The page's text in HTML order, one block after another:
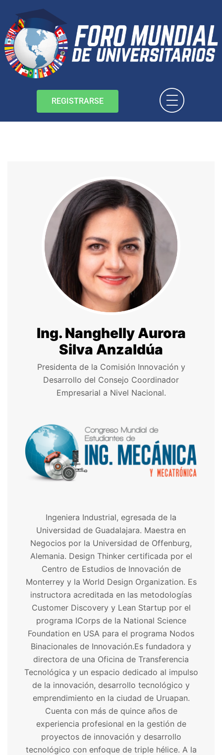
REGISTRARSE
Ing. Nanghelly Aurora
Silva Anzaldúa
Presidenta de la Comisión Innovación y
Desarrollo del Consejo Coordinador
Empresarial a Nivel Nacional.
Ingeniera Industrial, egresada de la
Universidad de Guadalajara. Maestra en
Negocios por la Universidad de Offenburg,
Alemania. Design Thinker certificada por el
Centro de Estudios de Innovación de
Monterrey y la World Design Organization. Es
instructora acreditada en las metodologías
Customer Discovery y Lean Startup por el
programa ICorps de la National Science
Foundation en USA para el programa Nodos
Binacionales de Innovación.Es fundadora y
directora de una Oficina de Transferencia
Tecnológica y un espacio dedicado al impulso
de la innovación, desarrollo tecnológico y
emprendimiento en la ciudad de Uruapan.
Cuenta con más de quince años de
experiencia profesional en la gestión de
proyectos de innovación y desarrollo
tecnológico con enfoque de triple hélice. A la